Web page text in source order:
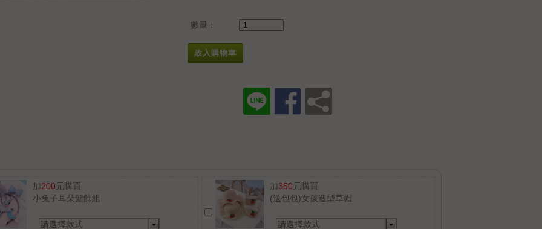
數量：
放入購物車
加200元購買
小兔子耳朵髮飾組
請選擇款式
加350元購買
(送包包)女孩造型草帽
請選擇款式